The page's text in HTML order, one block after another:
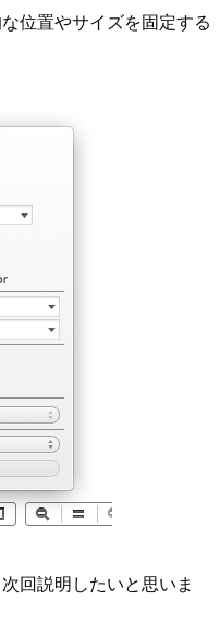
位置やサイズを固定する
回説明したいと思いま